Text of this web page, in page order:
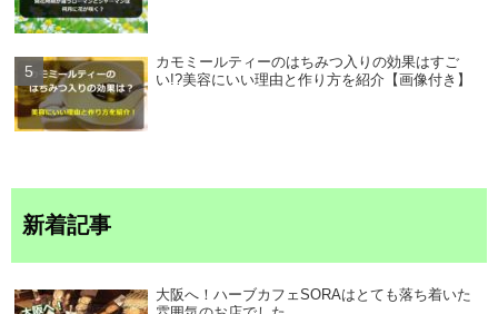
カモミールティーのはちみつ入りの効果はすご
い!?美容にいい理由と作り方を紹介【画像付き】
新着記事
大阪へ！ハーブカフェSORAはとても落ち着いた